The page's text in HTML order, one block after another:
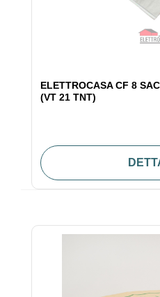
ELETTROCASA CF 8
(VT 21 TNT)